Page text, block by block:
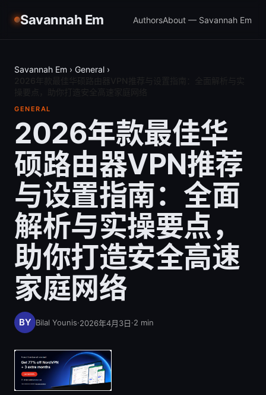
Savannah Em AuthorsAbout — Savannah Em
Savannah Em › General ›
GENERAL
2026年款最佳华
硕路由器VPN推荐
与设置指南：全面
解析与实操要点，
助你打造安全高速
家庭网络
Bilal Younis·2026年4月3日·2 min